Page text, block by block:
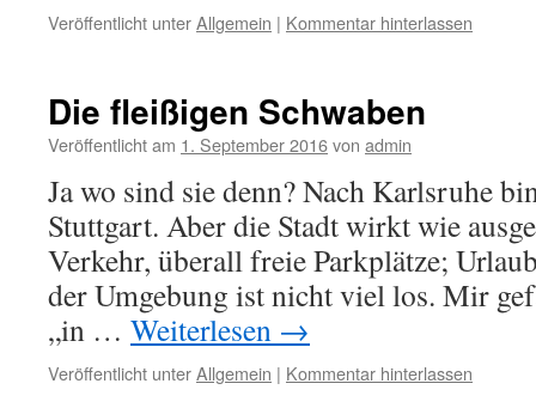
Veröffentlicht unterAllgemein | Kommentar hinterlassen
Die fleißigen Schwaben
Veröffentlicht am 1. September 2016von admin
Ja wo sind sie denn? Nach Karlsruhe
Stuttgart. Aber die Stadt wirkt wie
Verkehr, überall freie Parkplätze;
der Umgebung ist nicht viel los. Mir
„in … Weiterlesen →
Veröffentlicht unterAllgemein | Kommentar hinterlassen